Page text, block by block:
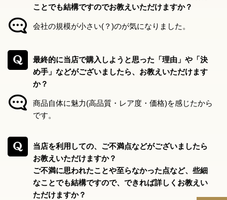
ことでも結構ですのでお教えいただけますか？
会社の規模が小さい(？)のが気になりました。
最終的に当店で購入しようと思った「理由」や「決
め手」などがございましたら、お教えいただけます
か？
商品自体に魅力(高品質・レア度・価格)を感じたから
です。
当店を利用しての、ご不満点などがございましたら
お教えいただけますか？
ご不満に思われたことや至らなかった点など、些細
なことでも結構ですので、できれば詳しくお教えい
ただけますか？